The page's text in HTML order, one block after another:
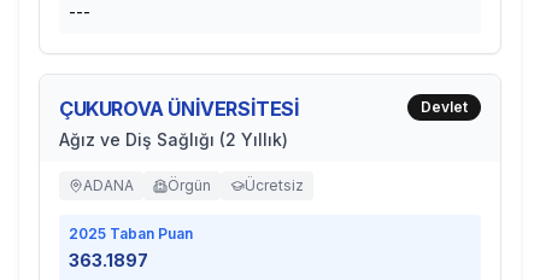
---
ÇUKUROVA ÜNİVERSİTESİ
Ağız ve Diş Sağlığı (2 Yıllık)
Devlet
ADANA Örgün Ücretsiz
2025 Taban Puan
363.1897